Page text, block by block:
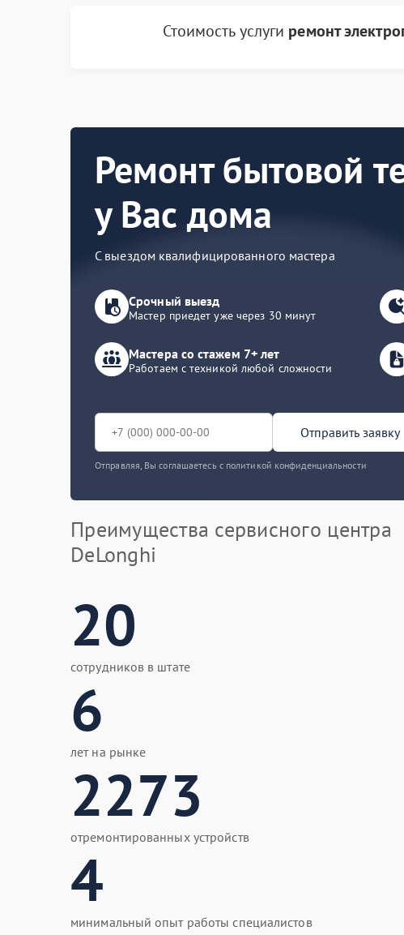
Стоимость услуги ремонт
Ремонт бытовой
у Вас дома
С выездом квалифицированного мастера
Срочный выезд
Мастер приедет уже через 30 минут
Мастера со стажем 7+ лет
Работаем с техникой любой сложности
Отправить заявку
Отправляя, Вы соглашаетесь с политикой конфиденциальности
Преимущества сервисного центра
DeLonghi
20
сотрудников в штате
6
лет на рынке
2273
отремонтированных устройств
4
минимальный опыт работы специалистов